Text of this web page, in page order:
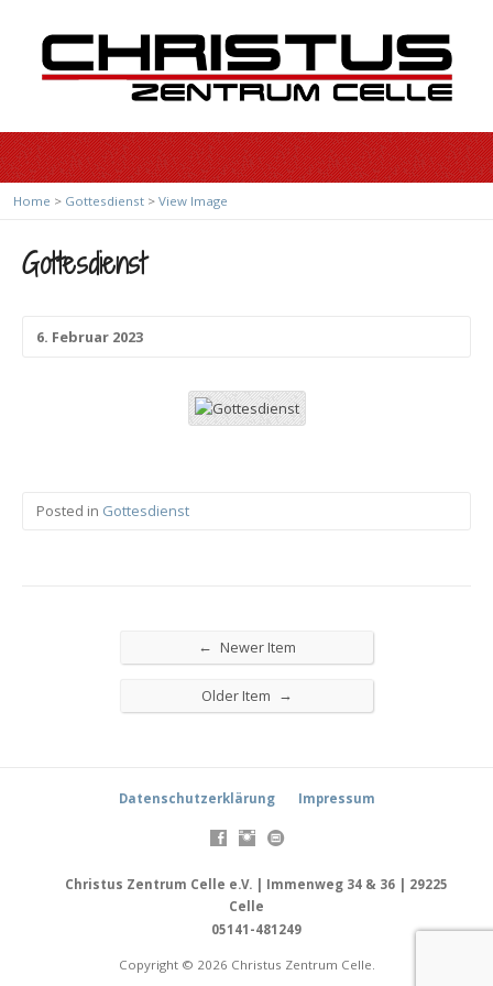
Home > Gottesdienst > View Image
Gottesdienst
6. Februar 2023
Posted in Gottesdienst
← Newer Item
Older Item →
Datenschutzerklärung Impressum
Christus Zentrum Celle e.V. | Immenweg 34 & 36 | 29225
Celle
05141-481249
Copyright © 2026 Christus Zentrum Celle.